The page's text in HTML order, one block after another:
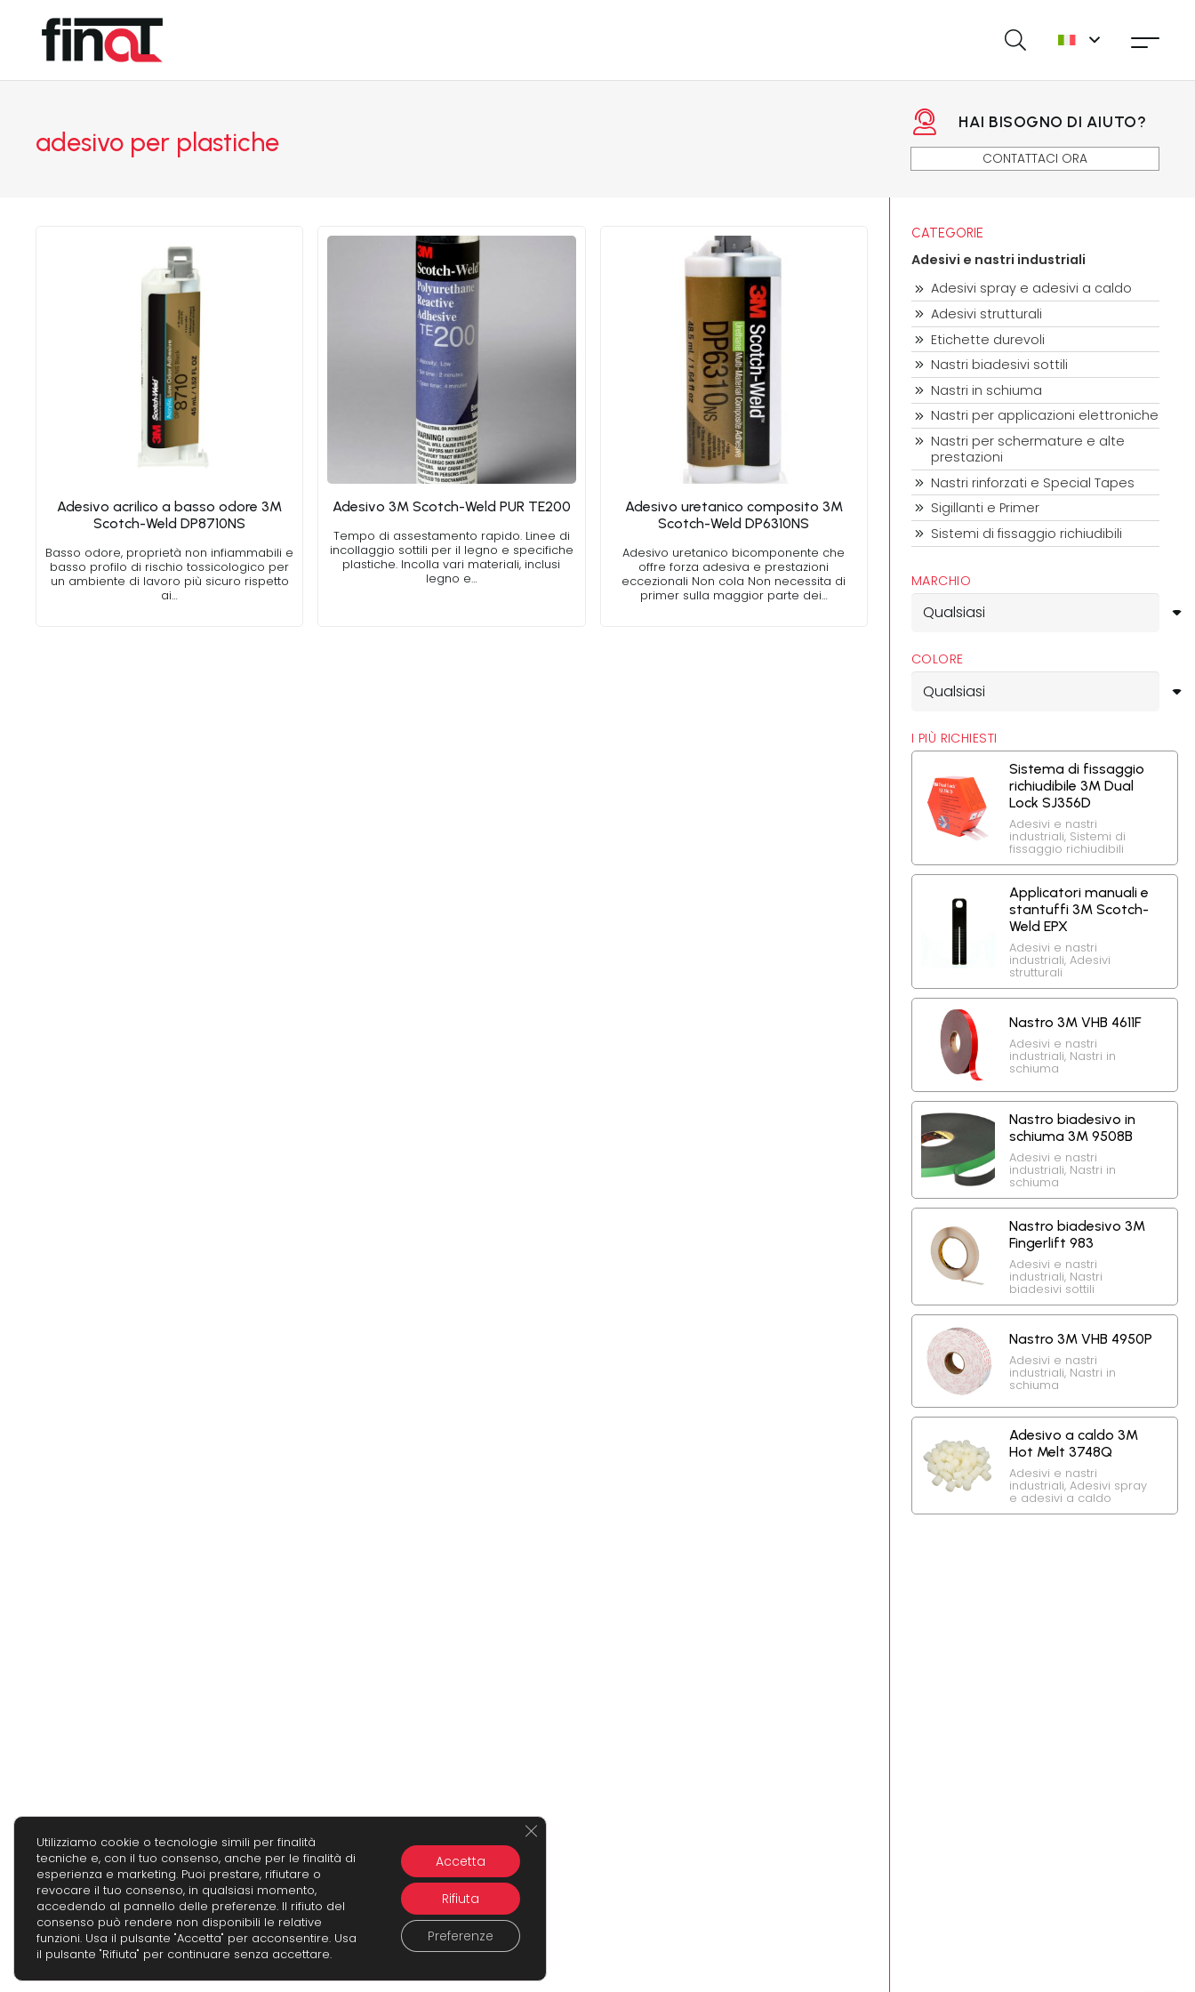
adesivo per plastiche
HAI BISOGNO DI AIUTO?
CONTATTACI ORA
Adesivo acrilico a basso odore 3M
Scotch-Weld DP8710NS
Basso odore, proprietà non infiammabili e
basso profilo di rischio tossicologico per
un ambiente di lavoro più sicuro rispetto
ai…
Adesivo 3M Scotch-Weld PUR TE200
Tempo di assestamento rapido. Linee di
incollaggio sottili per il legno e specifiche
plastiche. Incolla vari materiali, inclusi
legno e…
Adesivo uretanico composito 3M
Scotch-Weld DP6310NS
Adesivo uretanico bicomponente che
offre forza adesiva e prestazioni
eccezionali Non cola Non necessita di
primer sulla maggior parte dei…
CATEGORIE
Adesivi e nastri industriali
Adesivi spray e adesivi a caldo
Adesivi strutturali
Etichette durevoli
Nastri biadesivi sottili
Nastri in schiuma
Nastri per applicazioni elettroniche
Nastri per schermature e alte
prestazioni
Nastri rinforzati e Special Tapes
Sigillanti e Primer
Sistemi di fissaggio richiudibili
MARCHIO
COLORE
I PIÙ RICHIESTI
Sistema di fissaggio
richiudibile 3M Dual
Lock SJ356D
Adesivi e nastri
industriali, Sistemi di
fissaggio richiudibili
Applicatori manuali e
stantuffi 3M Scotch-
Weld EPX
Adesivi e nastri
industriali,Adesivi
strutturali
Nastro 3M VHB 4611F
Adesivi e nastri
industriali, Nastri in
schiuma
Nastro biadesivo in
schiuma 3M 9508B
Adesivi e nastri
industriali, Nastri in
schiuma
Nastro biadesivo 3M
Fingerlift 983
Adesivi e nastri
industriali, Nastri
biadesivi sottili
Nastro 3M VHB 4950P
Adesivi e nastri
industriali, Nastri in
schiuma
Adesivo a caldo 3M
Hot Melt 3748Q
Adesivi e nastri
industriali,Adesivi spray
e adesivi a caldo
Utilizziamo cookie o tecnologie simili per finalità
tecniche e, con il tuo consenso, anche per le finalità di
esperienza e marketing. Puoi prestare, rifiutare o
revocare il tuo consenso, in qualsiasi momento,
accedendo al pannello delle preferenze. Il rifiuto del
consenso può rendere non disponibili le relative
funzioni. Usa il pulsante "Accetta" per acconsentire. Usa
il pulsante "Rifiuta" per continuare senza accettare.
Accetta
Rifiuta
Preferenze
Close GDPR Cookie Banner